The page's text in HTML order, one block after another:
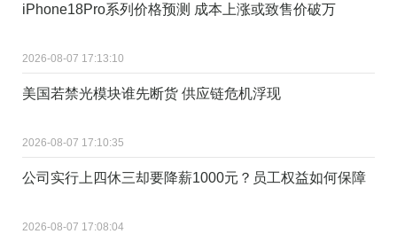
iPhone18Pro系列价格预测 成本上涨或致售价破万
2026-08-07 17:13:10
美国若禁光模块谁先断货 供应链危机浮现
2026-08-07 17:10:35
公司实行上四休三却要降薪1000元？员工权益如何保障
2026-08-07 17:08:04